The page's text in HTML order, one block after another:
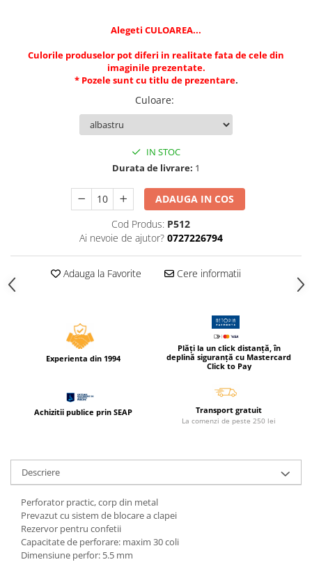
Caiete si blocuri pentru desen
Hartie creponata
Ierbare scolare
Acuarele, guase, tempera si
Accesorii pictura
Creioane
Creioane cerate
Creioane mecanice si rezerve
Cerneala si rezerva pentru stilou
Echere, rigle, raportoare, compase,
sabloane, truse geometrie
Echere
Rigle
Compas scolar
Sabloane
Alegeti CULOAREA...
Culorile produselor pot diferi in realitate fata de cele din
imaginile prezentate.
* Pozele sunt cu titlu de prezentare.
Culoare:
IN STOC
Durata de livrare: 1
ADAUGA IN COS
Cod Produs: P512
Ai nevoie de ajutor? 0727226794
Adauga la Favorite Cere informatii
Experienta din 1994
Plăți la un click distanță, în
deplină siguranță cu Mastercard
Click to Pay
Achizitii publice prin SEAP Transport gratuit
La comenzi de peste 250 lei
Descriere
Perforator practic, corp din metal
Prevazut cu sistem de blocare a clapei
Rezervor pentru confetii
Capacitate de perforare: maxim 30 coli
Dimensiune perfor: 5.5 mm